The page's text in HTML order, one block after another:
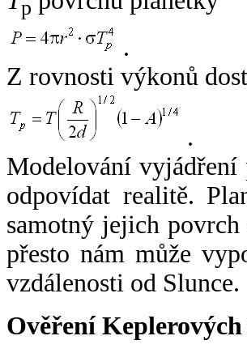
p
.
Z rovnosti výkonů
.
Modelování
odpovídat realitě.
samotný jejich
přesto nám může
vzdálenosti od Slunce.
Ověření